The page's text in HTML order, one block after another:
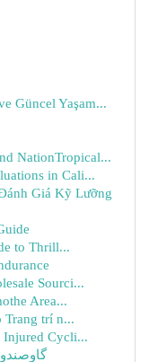
Güncel Yaşam...
NationTropical...
in Cali...
Giá Kỹ Lưỡng
to Thrill...
Sourci...
Area...
Trang trí n...
Injured Cycli...